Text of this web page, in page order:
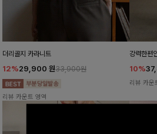
더리골지 카라니트
12%29,900 원33,900원
리뷰 카운트 영역
강력한편
10%
리뷰 카운